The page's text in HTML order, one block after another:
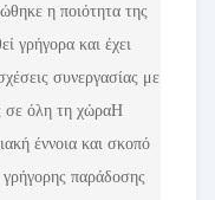
η ποιότητα της
γρήγορα και έχει
συνεργασίας με
σε όλη τη χώραΗ
έννοια και σκοπό
παράδοσης